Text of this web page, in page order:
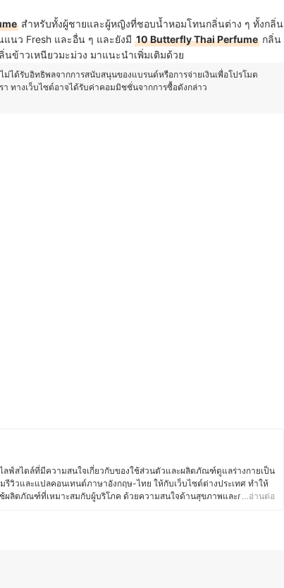
สำหรับทั้งผู้ชายและผู้หญิงที่ชอบน้ำหอมโทนกลิ่นต่าง ๆ ทั้งกลิ่น
นว Fresh และอื่น ๆ และยังมี 10 Butterfly Thai Perfume กลิ่น
ข้าวเหนียวมะม่วง มาแนะนำเพิ่มเติมด้วย
ม่ได้รับอิทธิพลจากการสนับสนุนของแบรนด์หรือการจ่ายเงินเพื่อโปรโมต
ทางเว็บไซต์อาจได้รับค่าคอมมิชชั่นจากการซื้อดังกล่าว
ฟ์สไตล์ที่มีความสนใจเกี่ยวกับของใช้ส่วนตัวและผลิตภัณฑ์ดูแลร่างกายเป็น
วิวและแปลคอนเทนต์ภาษาอังกฤษ-ไทย ให้กับเว็บไซต์ต่างประเทศ ทำให้
ผลิตภัณฑ์ที่เหมาะสมกับผู้บริโภค ด้วยความสนใจด้านสุขภาพและการดูแล
…อ่านต่อ